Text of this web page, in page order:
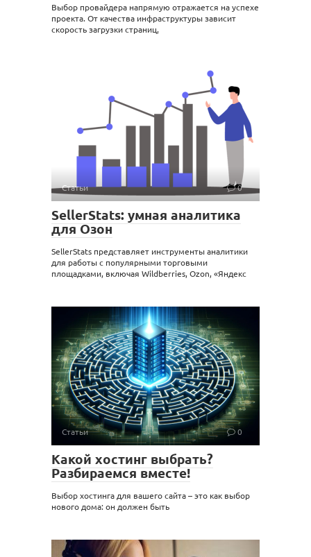
Выбор провайдера напрямую отражается на успехе
проекта. От качества инфраструктуры зависит
скорость загрузки страниц,
Статьи 0
SellerStats: умная аналитика
для Озон
SellerStats представляет инструменты аналитики
для работы с популярными торговыми
площадками, включая Wildberries, Ozon, «Яндекс
Статьи 0
Какой хостинг выбрать?
Разбираемся вместе!
Выбор хостинга для вашего сайта – это как выбор
нового дома: он должен быть